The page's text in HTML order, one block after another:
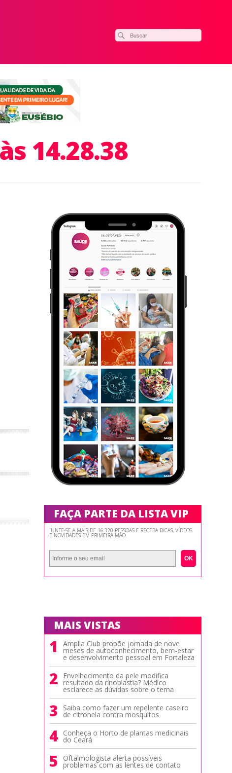
14.28.38
FAÇA PARTE DA LISTA VIP
JUNTE-SE A MAIS DE 16.320 PESSOAS E RECEBA DICAS, VÍDEOS
E NOVIDADES EM PRIMEIRA MÃO.
OK
MAIS VISTAS
1 Amplia Club propõe jornada de nove
meses de autoconhecimento, bem-estar
e desenvolvimento pessoal em Fortaleza
2 Envelhecimento da pele modifica
resultado da rinoplastia? Médico
esclarece as dúvidas sobre o tema
3 Saiba como fazer um repelente caseiro
de citronela contra mosquitos
4 Conheça o Horto de plantas medicinais
do Ceará
5 Oftalmologista alerta possíveis
problemas com as lentes de contato